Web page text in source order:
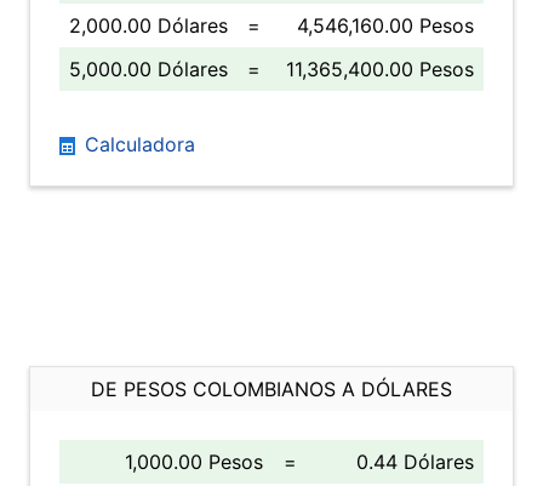
2,000.00 Dólares
=
4,546,160.00 Pesos
5,000.00 Dólares
= 11,365,400.00 Pesos
Calculadora
DE PESOS COLOMBIANOS A DÓLARES
1,000.00 Pesos =
0.44 Dólares